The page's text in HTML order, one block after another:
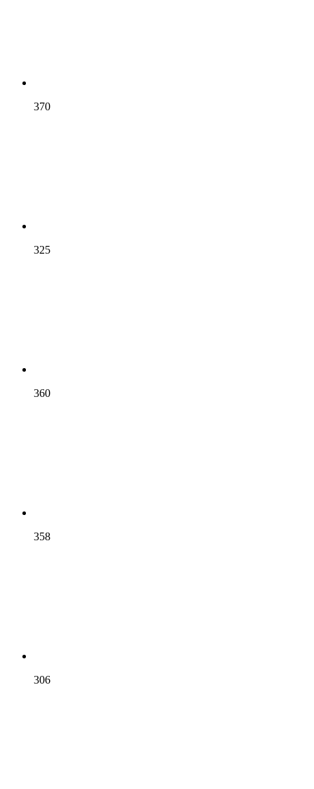
370
325
360
358
306